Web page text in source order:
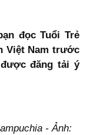
đọc Tuổi Trẻ
Việt Nam trước
đăng tải ý
- Ảnh: